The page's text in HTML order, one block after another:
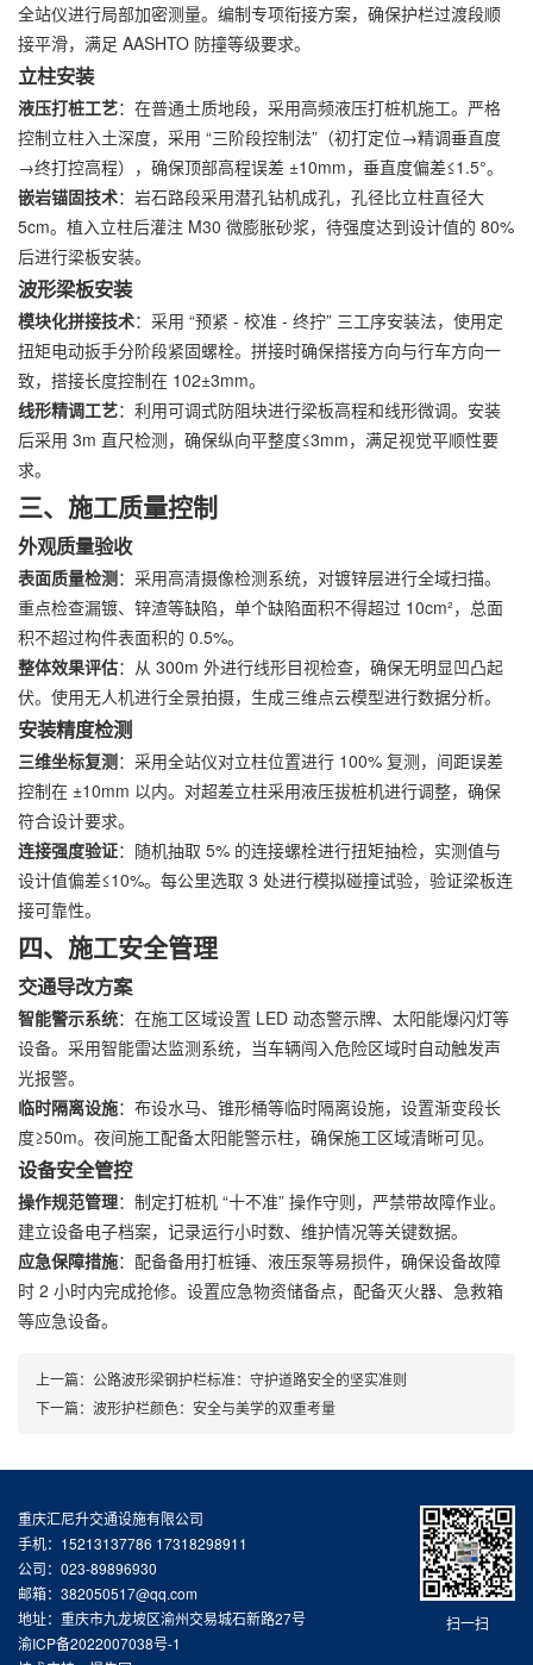
全站仪进行局部加密测量。编制专项衔接方案，确保护栏过渡段顺
接平滑，满足 AASHTO 防撞等级要求。
立柱安装
液压打桩工艺：在普通土质地段，采用高频液压打桩机施工。严格
控制立柱入土深度，采用 “三阶段控制法”（初打定位→精调垂直度
→终打控高程），确保顶部高程误差 ±10mm，垂直度偏差≤1.5°。
嵌岩锚固技术：岩石路段采用潜孔钻机成孔，孔径比立柱直径大
5cm。植入立柱后灌注 M30 微膨胀砂浆，待强度达到设计值的 80%
后进行梁板安装。
波形梁板安装
模块化拼接技术：采用 “预紧 - 校准 - 终拧” 三工序安装法，使用定
扭矩电动扳手分阶段紧固螺栓。拼接时确保搭接方向与行车方向一
致，搭接长度控制在 102±3mm。
线形精调工艺：利用可调式防阻块进行梁板高程和线形微调。安装
后采用 3m 直尺检测，确保纵向平整度≤3mm，满足视觉平顺性要
求。
三、施工质量控制
外观质量验收
表面质量检测：采用高清摄像检测系统，对镀锌层进行全域扫描。
重点检查漏镀、锌渣等缺陷，单个缺陷面积不得超过 10cm²，总面
积不超过构件表面积的 0.5%。
整体效果评估：从 300m 外进行线形目视检查，确保无明显凹凸起
伏。使用无人机进行全景拍摄，生成三维点云模型进行数据分析。
安装精度检测
三维坐标复测：采用全站仪对立柱位置进行 100% 复测，间距误差
控制在 ±10mm 以内。对超差立柱采用液压拔桩机进行调整，确保
符合设计要求。
连接强度验证：随机抽取 5% 的连接螺栓进行扭矩抽检，实测值与
设计值偏差≤10%。每公里选取 3 处进行模拟碰撞试验，验证梁板连
接可靠性。
四、施工安全管理
交通导改方案
智能警示系统：在施工区域设置 LED 动态警示牌、太阳能爆闪灯等
设备。采用智能雷达监测系统，当车辆闯入危险区域时自动触发声
光报警。
临时隔离设施：布设水马、锥形桶等临时隔离设施，设置渐变段长
度≥50m。夜间施工配备太阳能警示柱，确保施工区域清晰可见。
设备安全管控
操作规范管理：制定打桩机 “十不准” 操作守则，严禁带故障作业。
建立设备电子档案，记录运行小时数、维护情况等关键数据。
应急保障措施：配备备用打桩锤、液压泵等易损件，确保设备故障
时 2 小时内完成抢修。设置应急物资储备点，配备灭火器、急救箱
等应急设备。
上一篇： 公路波形梁钢护栏标准：守护道路安全的坚实准则
下一篇： 波形护栏颜色：安全与美学的双重考量
扫一扫
重庆汇尼升交通设施有限公司
手机：15213137786 17318298911
公司：023-89896930
邮箱：382050517@qq.com
地址：重庆市九龙坡区渝州交易城石新路27号
渝ICP备2022007038号-1